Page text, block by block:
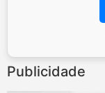
Publicidade